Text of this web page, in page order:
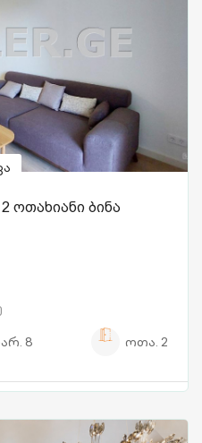
ოთახიანი ბინა
8 ოთა. 2